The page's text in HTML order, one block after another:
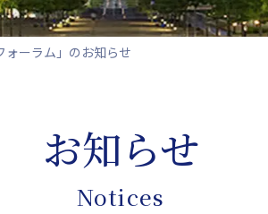
ォーラム」のお知らせ
お知らせ
Notices